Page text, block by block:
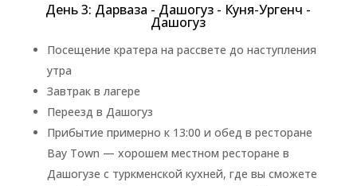
День 3: Дарваза - Дашогуз - Куня-Ургенч -
Дашогуз
Посещение кратера на рассвете до наступления
утра
Завтрак в лагере
Переезд в Дашогуз
Прибытие примерно к 13:00 и обед в ресторане
Bay Town — хорошем местном ресторане в
Дашогузе с туркменской кухней, где вы сможете